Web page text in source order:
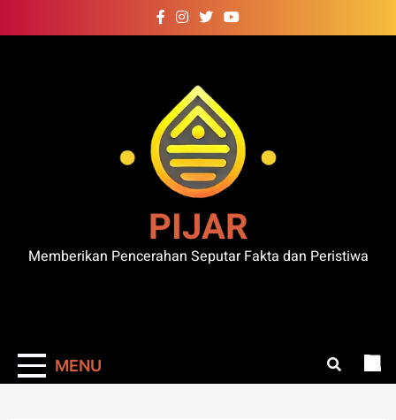
to
PIJAR
Memberikan Pencerahan Seputar Fakta dan Peristiwa
MENU